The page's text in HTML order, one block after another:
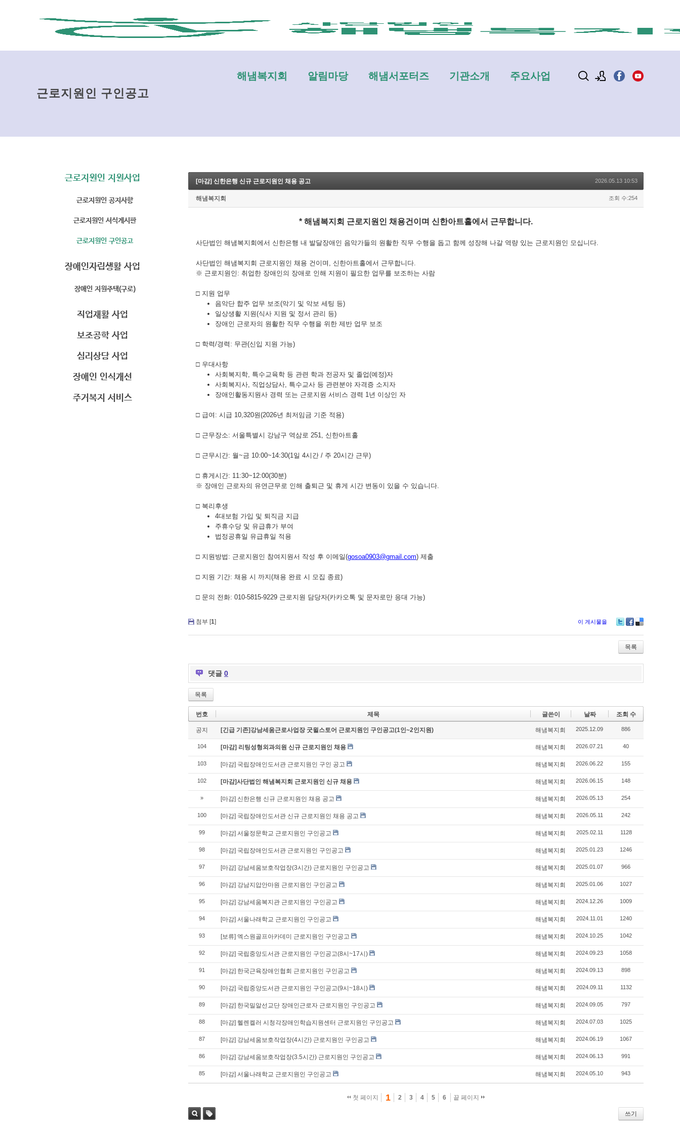
해냄복지회 알림마당 해냄서포터즈 기관소개 주요사업
근로지원인 구인공고
근로지원인 지원사업
근로지원인 공지사항
근로지원인 서식게시판
근로지원인 구인공고
장애인자립생활 사업
장애인 지원주택(구로)
직업재활 사업
보조공학 사업
심리상담 사업
장애인 인식개선
주거복지 서비스
[마감] 신한은행 신규 근로지원인 채용 공고 2026.05.13 10:53
해냄복지회 조회 수:254
* 해냄복지회 근로지원인 채용건이며 신한아트홀에서 근무합니다.
사단법인 해냄복지회에서 신한은행 내 발달장애인 음악가들의 원활한 직무 수행을 돕고 함께 성장해 나갈 역량 있는 근로지원인 모십니다.
사단법인 해냄복지회 근로지원인 채용 건이며 , 신한아트홀에서 근무합니다.
※ 근로지원인 : 취업한 장애인의 장애로 인해 지원이 필요한 업무를 보조하는 사람
□ 지원 업무
음악단 합주 업무 보조(악기 및 악보 세팅 등)
일상생활 지원(식사 지원 및 정서 관리 등)
장애인 근로자의 원활한 직무 수행을 위한 제반 업무 보조
□ 학력/경력 : 무관(신입 지원 가능)
□ 우대사항
사회복지학, 특수교육학 등 관련 학과 전공자 및 졸업(예정)자
사회복지사, 직업상담사, 특수교사 등 관련분야 자격증 소지자
장애인활동지원사 경력 또는 근로지원 서비스 경력 1년 이상인 자
□ 급여 : 시급 10,320원(2026년 최저임금 기준 적용)
□ 근무장소: 서울특별시 강남구 역삼로 251, 신한아트홀
□ 근무시간: 월~금 10:00~14:30(1일 4시간 / 주 20시간 근무)
□ 휴게시간: 11:30~12:00(30분)
※ 장애인 근로자의 유연근무로 인해 출퇴근 및 휴게 시간 변동이 있을 수 있습니다.
□ 복리후생
4대보험 가입 및 퇴직금 지급
주휴수당 및 유급휴가 부여
법정공휴일 유급휴일 적용
□ 지원방법 : 근로지원인 참여지원서 작성 후 이메일(gosoa0903@gmail.com) 제출
□ 지원 기간: 채용 시 까지(채용 완료 시 모집 종료)
□ 문의 전화: 010-5815-9229 근로지원 담당자(카카오톡 및 문자로만 응대 가능)
첨부 [1] 이 게시물을
목록
댓글 0
목록
번호 제목 글쓴이 날짜 조회 수
공지 [긴급 기존]강남세움근로사업장 굿윌스토어 근로지원인 구인공고(1인~2인지원) 해냄복지회 2025.12.09 886
104 [마감] 리팅성형외과의원 신규 근로지원인 채용 해냄복지회 2026.07.21 40
103 [마감] 국립장애인도서관 근로지원인 구인 공고 해냄복지회 2026.06.22 155
102 [마감]사단법인 해냄복지회 근로지원인 신규 채용 해냄복지회 2026.06.15 148
» [마감] 신한은행 신규 근로지원인 채용 공고 해냄복지회 2026.05.13 254
100 [마감] 국립장애인도서관 신규 근로지원인 채용 공고 해냄복지회 2026.05.11 242
99 [마감] 서울정문학교 근로지원인 구인공고 해냄복지회 2025.02.11 1128
98 [마감] 국립장애인도서관 근로지원인 구인공고 해냄복지회 2025.01.23 1246
97 [마감] 강남세움보호작업장(3시간) 근로지원인 구인공고 해냄복지회 2025.01.07 966
96 [마감] 강남지압안마원 근로지원인 구인공고 해냄복지회 2025.01.06 1027
95 [마감] 강남세움복지관 근로지원인 구인공고 해냄복지회 2024.12.26 1009
94 [마감] 서울나래학교 근로지원인 구인공고 해냄복지회 2024.11.01 1240
93 [보류] 엑스원골프아카데미 근로지원인 구인공고 해냄복지회 2024.10.25 1042
92 [마감] 국립중앙도서관 근로지원인 구인공고(8시~17시) 해냄복지회 2024.09.23 1058
91 [마감] 한국근육장애인협회 근로지원인 구인공고 해냄복지회 2024.09.13 898
90 [마감] 국립중앙도서관 근로지원인 구인공고(9시~18시) 해냄복지회 2024.09.11 1132
89 [마감] 한국밀알선교단 장애인근로자 근로지원인 구인공고 해냄복지회 2024.09.05 797
88 [마감] 헬렌켈러 시청각장애인학습지원센터 근로지원인 구인공고 해냄복지회 2024.07.03 1025
87 [마감] 강남세움보호작업장(4시간) 근로지원인 구인공고 해냄복지회 2024.06.19 1067
86 [마감] 강남세움보호작업장(3.5시간) 근로지원인 구인공고 해냄복지회 2024.06.13 991
85 [마감] 서울나래학교 근로지원인 구인공고 해냄복지회 2024.05.10 943
첫 페이지 1 2 3 4 5 6 끝 페이지
쓰기